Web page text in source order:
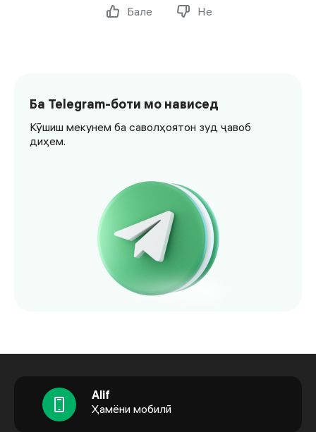
Бале Не
Ба Telegram-боти мо нависед
Кӯшиш мекунем ба саволҳоятон зуд ҷавоб
диҳем.
Alif
Ҳамёни мобилӣ